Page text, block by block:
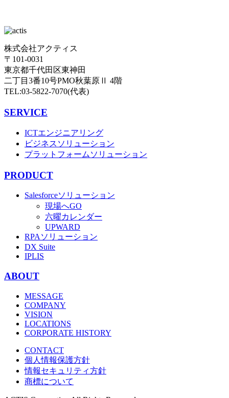
株式会社アクティス
〒101-0031
東京都千代田区東神田
二丁目3番10号PMO秋葉原Ⅱ 4階
TEL:03-5822-7070(代表)
SERVICE
ICTエンジニアリング
ビジネスソリューション
プラットフォームソリューション
PRODUCT
Salesforceソリューション
現場へGO
六曜カレンダー
UPWARD
RPAソリューション
DX Suite
IPLIS
ABOUT
MESSAGE
COMPANY
VISION
LOCATIONS
CORPORATE HISTORY
CONTACT
個人情報保護方針
情報セキュリティ方針
商標について